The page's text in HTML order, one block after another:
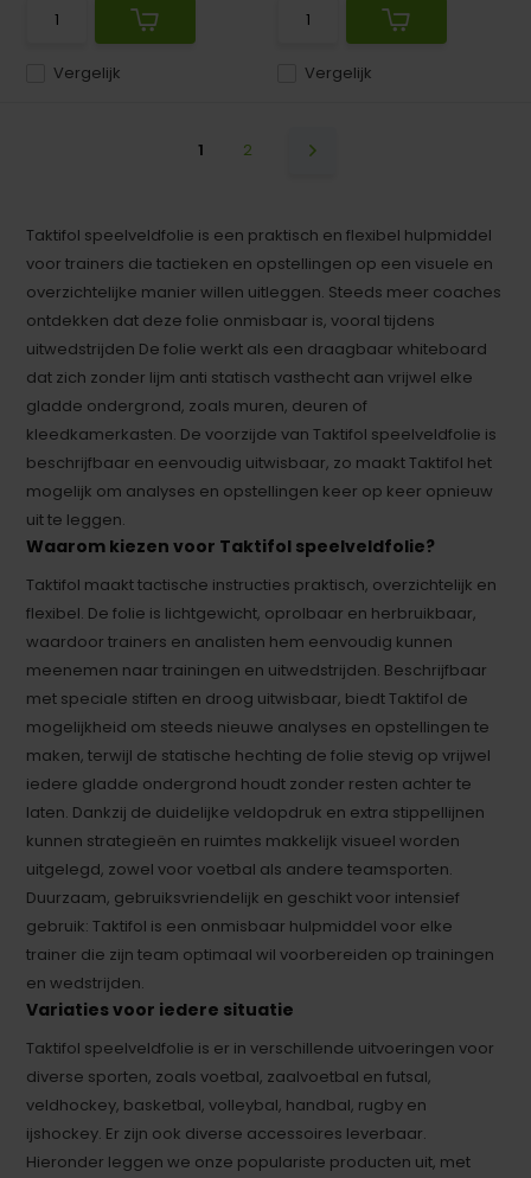
Vergelijk Vergelijk
1 2
Taktifol speelveldfolie is een praktisch en flexibel hulpmiddel
voor trainers die tactieken en opstellingen op een visuele en
overzichtelijke manier willen uitleggen. Steeds meer coaches
ontdekken dat deze folie onmisbaar is, vooral tijdens
uitwedstrijden De folie werkt als een draagbaar whiteboard
dat zich zonder lijm anti statisch vasthecht aan vrijwel elke
gladde ondergrond, zoals muren, deuren of
kleedkamerkasten. De voorzijde van Taktifol speelveldfolie is
beschrijfbaar en eenvoudig uitwisbaar, zo maakt Taktifol het
mogelijk om analyses en opstellingen keer op keer opnieuw
uit te leggen.
Waarom kiezen voor Taktifol speelveldfolie?
Taktifol maakt tactische instructies praktisch, overzichtelijk en
flexibel. De folie is lichtgewicht, oprolbaar en herbruikbaar,
waardoor trainers en analisten hem eenvoudig kunnen
meenemen naar trainingen en uitwedstrijden. Beschrijfbaar
met speciale stiften en droog uitwisbaar, biedt Taktifol de
mogelijkheid om steeds nieuwe analyses en opstellingen te
maken, terwijl de statische hechting de folie stevig op vrijwel
iedere gladde ondergrond houdt zonder resten achter te
laten. Dankzij de duidelijke veldopdruk en extra stippellijnen
kunnen strategieën en ruimtes makkelijk visueel worden
uitgelegd, zowel voor voetbal als andere teamsporten.
Duurzaam, gebruiksvriendelijk en geschikt voor intensief
gebruik: Taktifol is een onmisbaar hulpmiddel voor elke
trainer die zijn team optimaal wil voorbereiden op trainingen
en wedstrijden.
Variaties voor iedere situatie
Taktifol speelveldfolie is er in verschillende uitvoeringen voor
diverse sporten, zoals voetbal, zaalvoetbal en futsal,
veldhockey, basketbal, volleybal, handbal, rugby en
ijshockey. Er zijn ook diverse accessoires leverbaar.
Hieronder leggen we onze populariste producten uit, met